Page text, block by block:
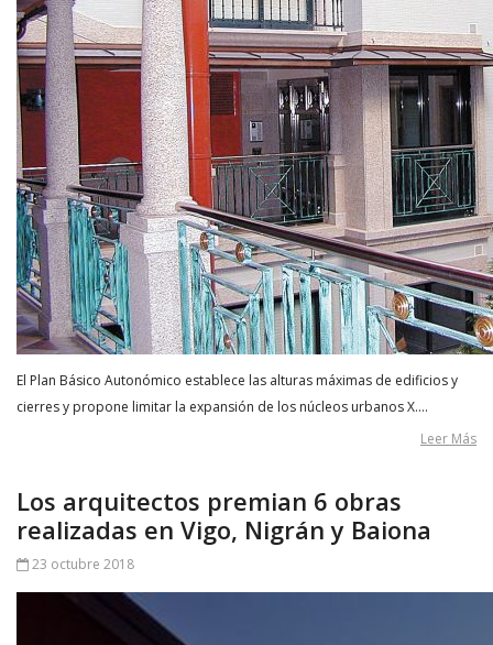
El Plan Básico Autonómico establece las alturas máximas de edificios y
cierres y propone limitar la expansión de los núcleos urbanos X….
Leer Más
Los arquitectos premian 6 obras
realizadas en Vigo, Nigrán y Baiona
23 octubre 2018